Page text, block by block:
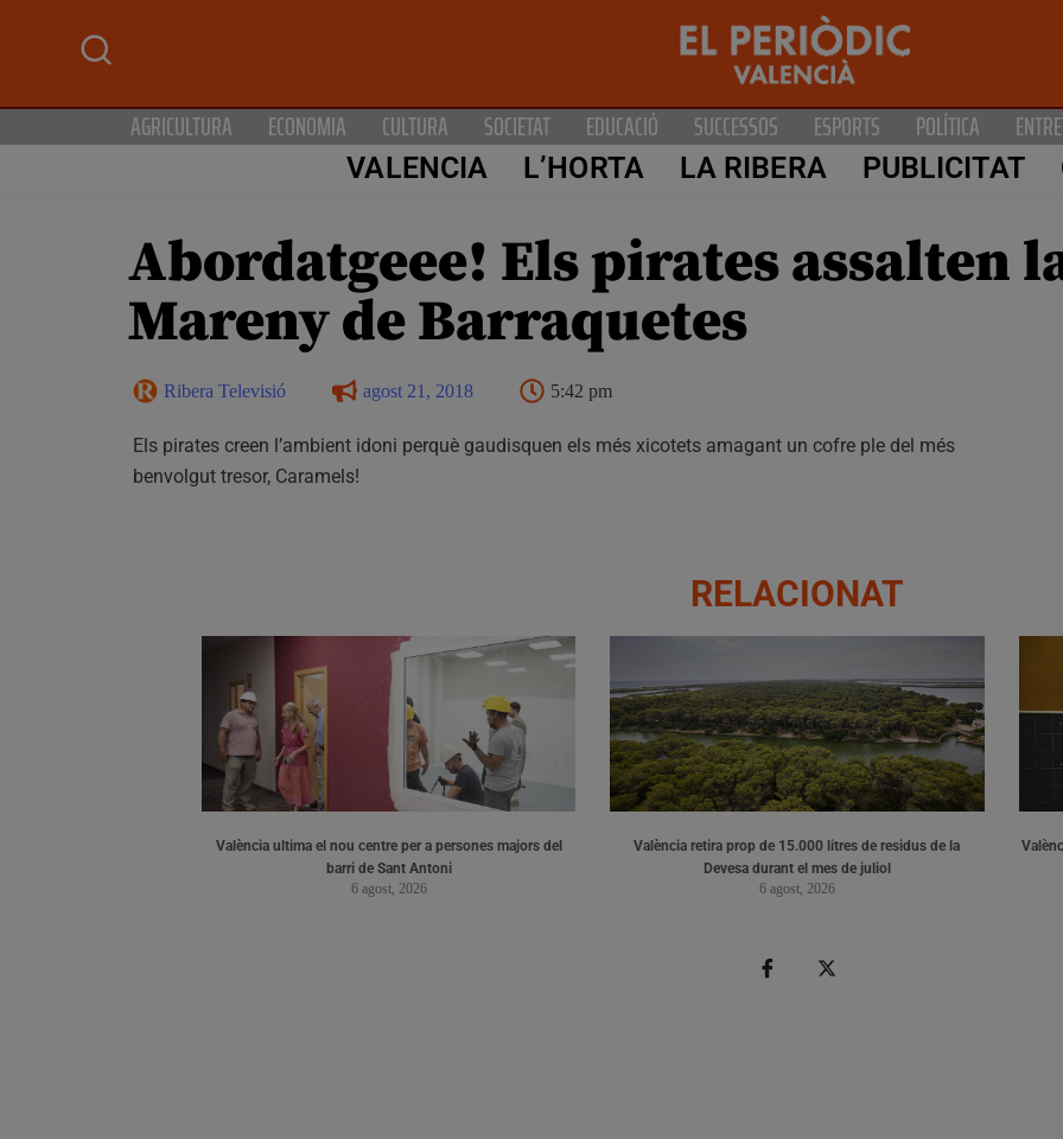
AGRICULTURA ECONOMIA CULTURA SOCIETAT EDUCACIÓ SUCCESSOS ESPORTS POLÍTICA
VALENCIA L’HORTA LA RIBERA PUBLICITAT
Abordatgeee! Els pirates assalten
Mareny de Barraquetes
Ribera Televisió agost 21, 2018 5:42 pm
Els pirates creen l’ambient idoni perquè gaudisquen els més xicotets amagant un cofre ple del més
benvolgut tresor, Caramels!
RELACIONAT
València ultima el nou centre per a persones majors del
barri de Sant Antoni
6 agost, 2026
València retira prop de 15.000 litres de residus de la
Devesa durant el mes de juliol
6 agost, 2026